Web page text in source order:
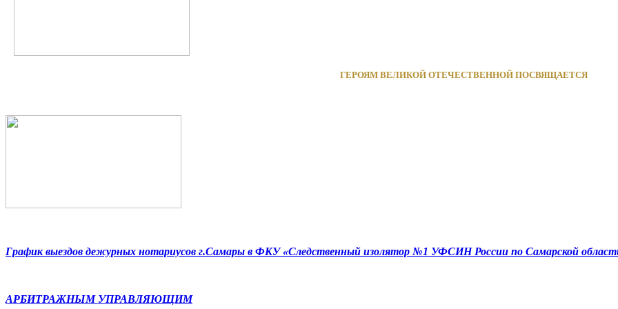
ГЕРОЯМ ВЕЛИКОЙ ОТЕЧЕСТВЕННОЙ ПОСВЯЩАЕТСЯ
График выездов дежурных нотариусов г.Самары в ФКУ «Следственный изолятор №1 УФСИН России по Самарской
АРБИТРАЖНЫМ УПРАВЛЯЮЩИМ